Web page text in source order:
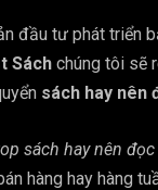
đầu tư phát triển
Sách chúng tôi sẽ
sách hay nên
sách hay nên đọc
hàng hay hàng